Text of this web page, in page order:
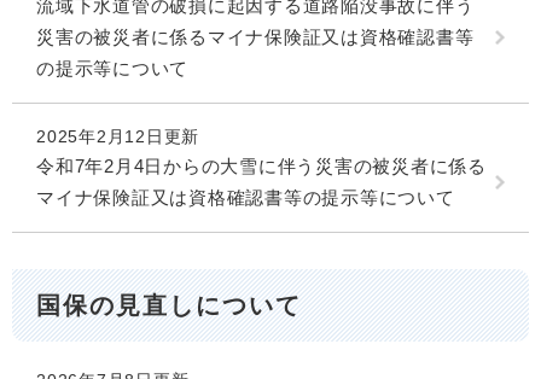
流域下水道管の破損に起因する道路陥没事故に伴う
災害の被災者に係るマイナ保険証又は資格確認書等
の提示等について
2025年2月12日更新
令和7年2月4日からの大雪に伴う災害の被災者に係る
マイナ保険証又は資格確認書等の提示等について
国保の見直しについて